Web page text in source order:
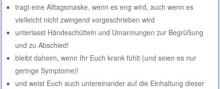
tragt eine Alltagsmaske, wenn es eng wird, auch wenn es
vielleicht nicht zwingend vorgeschrieben wird
unterlasst Händeschütteln und Umarmungen zur Begrüßung
und zu Abschied!
bleibt daheim, wenn Ihr Euch krank fühlt (und seien es nur
geringe Symptome)!
und weist Euch auch untereinander auf die Einhaltung dieser